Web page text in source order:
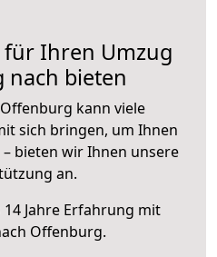
Ihren Umzug
nach bieten
kann viele
sich bringen, um Ihnen
bieten wir Ihnen unsere
an.
Jahre Erfahrung mit
Offenburg.